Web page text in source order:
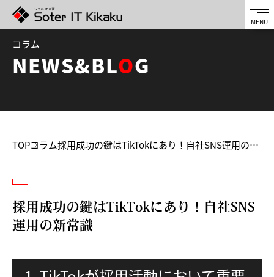
コラム
NEWS&BLOG
TOPコラム 採用成功の鍵はTikTokにあり！自社SNS運用の新常識
採用成功の鍵はTikTokにあり！自社SNS
運用の新常識